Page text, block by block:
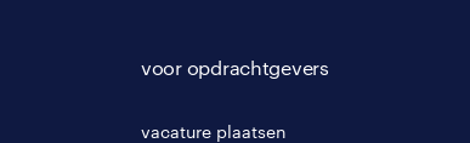
voor opdrachtgevers
vacature plaatsen